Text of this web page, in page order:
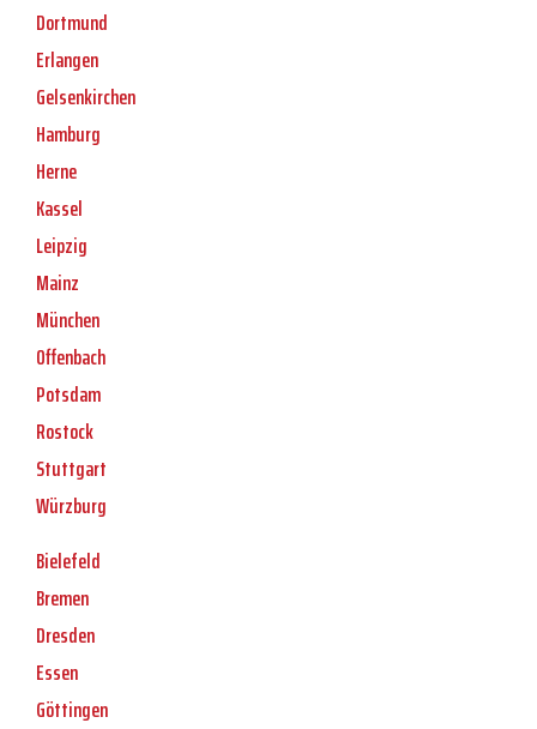
Dortmund
Erlangen
Gelsenkirchen
Hamburg
Herne
Kassel
Leipzig
Mainz
München
Offenbach
Potsdam
Rostock
Stuttgart
Würzburg
Bielefeld
Bremen
Dresden
Essen
Göttingen